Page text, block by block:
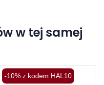
w tej samej
-10% z kodem HAL10